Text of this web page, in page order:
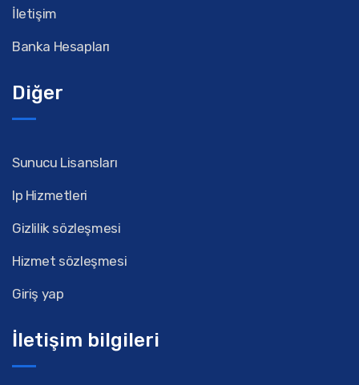
İletişim
Banka Hesapları
Diğer
Sunucu Lisansları
Ip Hizmetleri
Gizlilik sözleşmesi
Hizmet sözleşmesi
Giriş yap
İletişim bilgileri